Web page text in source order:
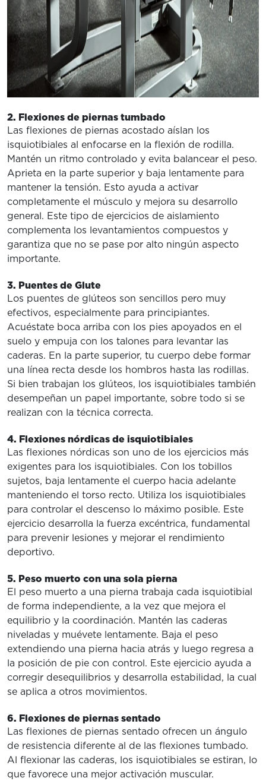
2. Flexiones de piernas tumbado
Las flexiones de piernas acostado aíslan los
isquiotibiales al enfocarse en la flexión de rodilla.
Mantén un ritmo controlado y evita balancear el peso.
Aprieta en la parte superior y baja lentamente para
mantener la tensión. Esto ayuda a activar
completamente el músculo y mejora su desarrollo
general. Este tipo de ejercicios de aislamiento
complementa los levantamientos compuestos y
garantiza que no se pase por alto ningún aspecto
importante.
3. Puentes de Glute
Los puentes de glúteos son sencillos pero muy
efectivos, especialmente para principiantes.
Acuéstate boca arriba con los pies apoyados en el
suelo y empuja con los talones para levantar las
caderas. En la parte superior, tu cuerpo debe formar
una línea recta desde los hombros hasta las rodillas.
Si bien trabajan los glúteos, los isquiotibiales también
desempeñan un papel importante, sobre todo si se
realizan con la técnica correcta.
4. Flexiones nórdicas de isquiotibiales
Las flexiones nórdicas son uno de los ejercicios más
exigentes para los isquiotibiales. Con los tobillos
sujetos, baja lentamente el cuerpo hacia adelante
manteniendo el torso recto. Utiliza los isquiotibiales
para controlar el descenso lo máximo posible. Este
ejercicio desarrolla la fuerza excéntrica, fundamental
para prevenir lesiones y mejorar el rendimiento
deportivo.
5. Peso muerto con una sola pierna
El peso muerto a una pierna trabaja cada isquiotibial
de forma independiente, a la vez que mejora el
equilibrio y la coordinación. Mantén las caderas
niveladas y muévete lentamente. Baja el peso
extendiendo una pierna hacia atrás y luego regresa a
la posición de pie con control. Este ejercicio ayuda a
corregir desequilibrios y desarrolla estabilidad, la cual
se aplica a otros movimientos.
6. Flexiones de piernas sentado
Las flexiones de piernas sentado ofrecen un ángulo
de resistencia diferente al de las flexiones tumbado.
Al flexionar las caderas, los isquiotibiales se estiran, lo
que favorece una mejor activación muscular.